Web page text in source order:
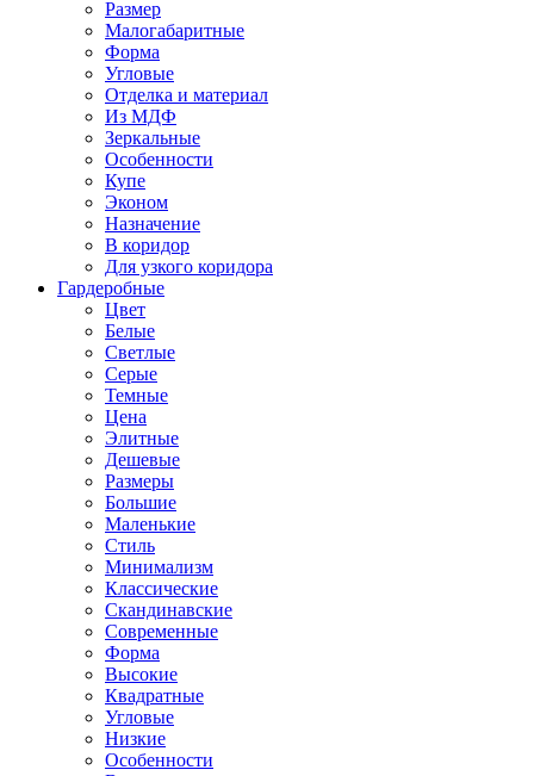
Размер
Малогабаритные
Форма
Угловые
Отделка и материал
Из МДФ
Зеркальные
Особенности
Купе
Эконом
Назначение
В коридор
Для узкого коридора
Гардеробные
Цвет
Белые
Светлые
Серые
Темные
Цена
Элитные
Дешевые
Размеры
Большие
Маленькие
Стиль
Минимализм
Классические
Скандинавские
Современные
Форма
Высокие
Квадратные
Угловые
Низкие
Особенности